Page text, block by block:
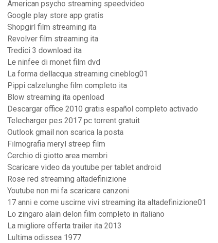
American psycho streaming speedvideo
Google play store app gratis
Shopgirl film streaming ita
Revolver film streaming ita
Tredici 3 download ita
Le ninfee di monet film dvd
La forma dellacqua streaming cineblog01
Pippi calzelunghe film completo ita
Blow streaming ita openload
Descargar office 2010 gratis español completo activado
Telecharger pes 2017 pc torrent gratuit
Outlook gmail non scarica la posta
Filmografia meryl streep film
Cerchio di giotto area membri
Scaricare video da youtube per tablet android
Rose red streaming altadefinizione
Youtube non mi fa scaricare canzoni
17 anni e come uscirne vivi streaming ita altadefinizione01
Lo zingaro alain delon film completo in italiano
La migliore offerta trailer ita 2013
Lultima odissea 1977